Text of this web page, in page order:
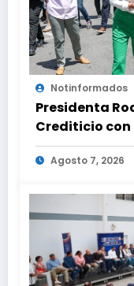
Notinformados
Presidenta
Crediticio con
encuentro
Agosto 7, 2026